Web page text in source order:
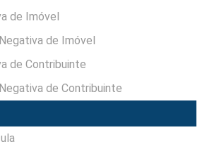
de Imóvel
de Imóvel
de Contribuinte
de Contribuinte